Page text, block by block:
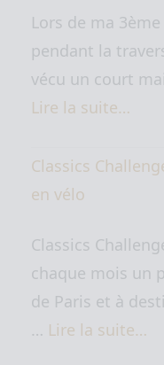
Lors de ma
pendant la
vécu un court
Lire la suite…
Classics
en vélo
Classics
chaque mois un
de Paris et à
… Lire la suite…